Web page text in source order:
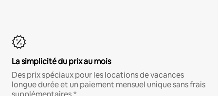
La simplicité du prix au mois
Des prix spéciaux pour les locations de vacances
longue durée et un paiement mensuel unique sans frais